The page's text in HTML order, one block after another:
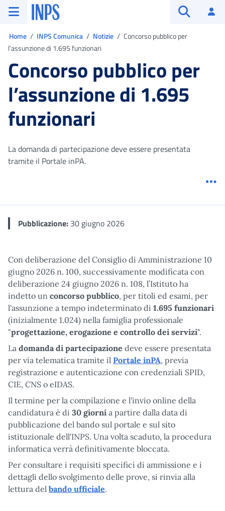
Vai al menu principale
Vai al contenuto principale
Vai al pie' di pagina
INPS ()
Home INPS Comunica Notizie
Concorso pubblico per
l’assunzione di 1.695 funzionari
Concorso pubblico per
l’assunzione di 1.695
funzionari
La domanda di partecipazione deve essere presentata
tramite il Portale inPA.
Pubblicazione: 30 giugno 2026
Con deliberazione del Consiglio di Amministrazione 10
giugno 2026 n. 100, successivamente modificata con
deliberazione 24 giugno 2026 n. 108, l’Istituto ha
indetto un concorso pubblico, per titoli ed esami, per
l'assunzione a tempo indeterminato di 1.695 funzionari
(inizialmente 1.024) nella famiglia professionale
"progettazione, erogazione e controllo dei servizi".
La domanda di partecipazione deve essere presentata
per via telematica tramite il Portale inPA, previa
registrazione e autenticazione con credenziali SPID,
CIE, CNS o eIDAS.
Il termine per la compilazione e l'invio online della
candidatura è di 30 giorni a partire dalla data di
pubblicazione del bando sul portale e sul sito
istituzionale dell'INPS. Una volta scaduto, la procedura
informatica verrà definitivamente bloccata.
Per consultare i requisiti specifici di ammissione e i
dettagli dello svolgimento delle prove, si rinvia alla
lettura del bando ufficiale.